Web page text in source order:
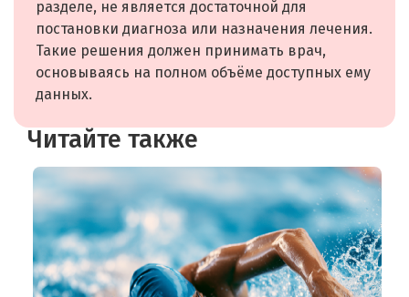
разделе, не является достаточной для
постановки диагноза или назначения лечения.
Такие решения должен принимать врач,
основываясь на полном объёме доступных ему
данных.
Читайте также